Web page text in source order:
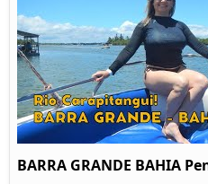
BARRA GRANDE BAHIA